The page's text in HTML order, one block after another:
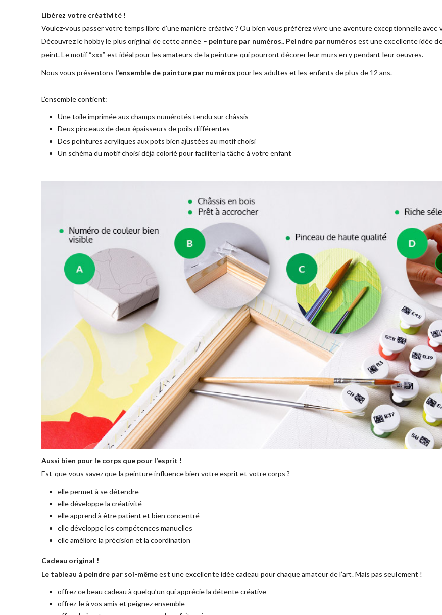
Libérez votre créativité !
Voulez-vous passer votre temps libre d’une manière créative ? Ou bien vous préférez vivre une aventure exceptionnelle avec
Découvrez le hobby le plus original de cette année – peinture par numéros.. Peindre par numéros est une excellente idée
peint. Le motif “xxx” est idéal pour les amateurs de la peinture qui pourront décorer leur murs en y pendant leur oeuvres.
Nous vous présentons l’ensemble de painture par numéros pour les adultes et les enfants de plus de 12 ans.
L’ensemble contient:
Une toile imprimée aux champs numérotés tendu sur châssis
Deux pinceaux de deux épaisseurs de poils différentes
Des peintures acryliques aux pots bien ajustées au motif choisi
Un schéma du motif choisi déjà colorié pour faciliter la tâche à votre enfant
Aussi bien pour le corps que pour l’esprit !
Est-que vous savez que la peinture influence bien votre esprit et votre corps ?
elle permet à se détendre
elle développe la créativité
elle apprend à être patient et bien concentré
elle développe les compétences manuelles
elle améliore la précision et la coordination
Cadeau original !
Le tableau à peindre par soi-mêmeest une excellente idée cadeau pour chaque amateur de l’art. Mais pas seulement !
offrez ce beau cadeau à quelqu’un qui apprécie la détente créative
offrez-le à vos amis et peignez ensemble